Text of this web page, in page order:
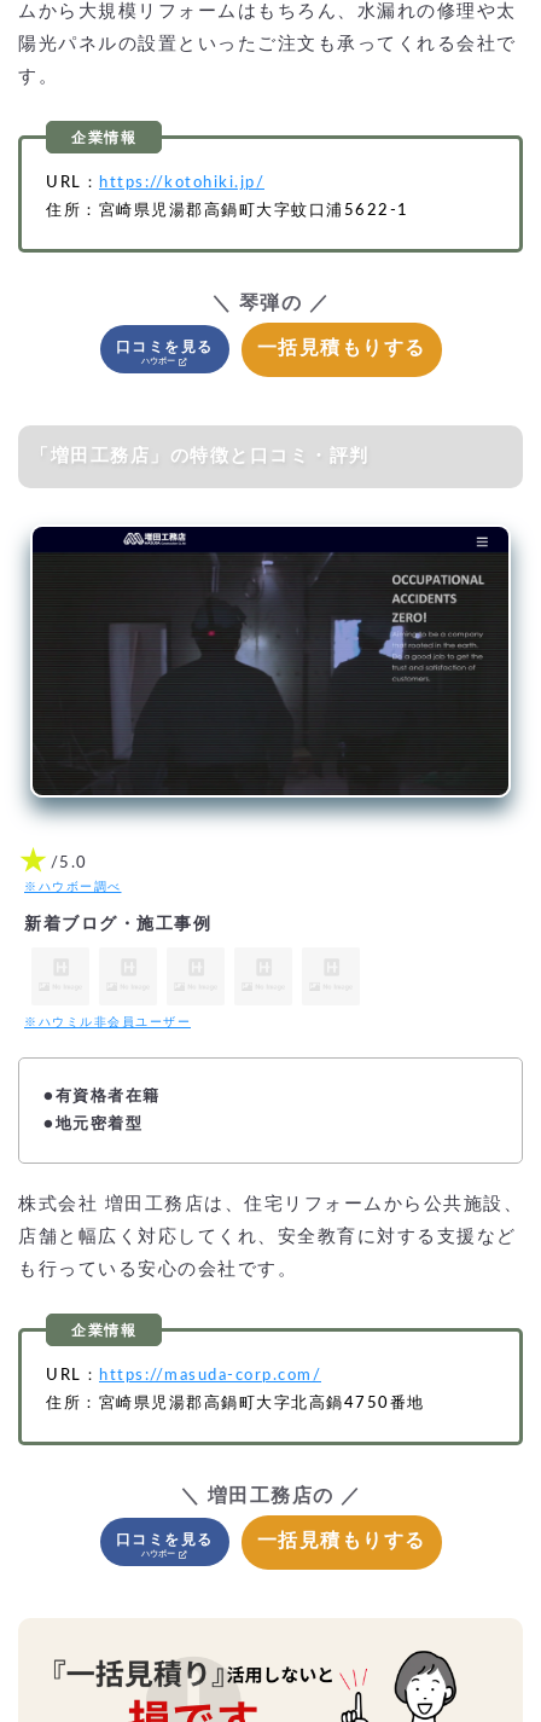
ムから大規模リフォームはもちろん、水漏れの修理や太
陽光パネルの設置といったご注文も承ってくれる会社で
す。
URL：
https://kotohiki.jp/
住所：宮崎県児湯郡高鍋町大字蚊口浦5622-1
＼ 琴弾の ／
口コミを見る 一括見積もりする
「増田工務店」の特徴と口コミ・評判
★ /5.0
※ハウボー調べ
新着ブログ・施工事例
※ハウミル非会員ユーザー
● 有資格者在籍
●地元密着型
株式会社 増田工務店は、住宅リフォームから公共施設、
店舗と幅広く対応してくれ、安全教育に対する支援など
も行っている安心の会社です。
URL：
https://masuda-corp.com/
住所：宮崎県児湯郡高鍋町大字北高鍋4750番地
＼ 増田工務店の ／
口コミを見る 一括見積もりする